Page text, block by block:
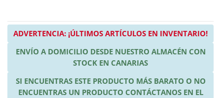
ADVERTENCIA: ¡ÚLTIMOS ARTÍCULOS EN INVENTARIO!
ENVÍO A DOMICILIO DESDE NUESTRO ALMACÉN CON
STOCK EN CANARIAS
SI ENCUENTRAS ESTE PRODUCTO MÁS BARATO O NO
ENCUENTRAS UN PRODUCTO CONTÁCTANOS EN EL